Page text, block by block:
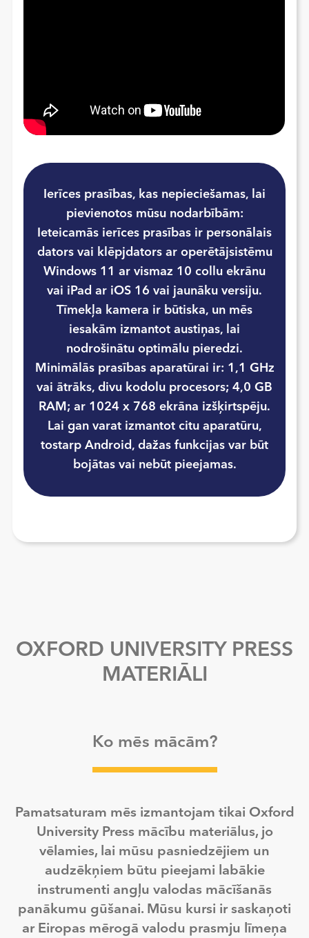
Ierīces prasības, kas nepieciešamas, lai
pievienotos mūsu nodarbībām:
Ieteicamās ierīces prasības ir personālais
dators vai klēpjdators ar operētājsistēmu
Windows 11 ar vismaz 10 collu ekrānu
vai iPad ar iOS 16 vai jaunāku versiju.
Tīmekļa kamera ir būtiska, un mēs
iesakām izmantot austiņas, lai
nodrošinātu optimālu pieredzi.
Minimālās prasības aparatūrai ir: 1,1 GHz
vai ātrāks, divu kodolu procesors; 4,0 GB
RAM; ar 1024 x 768 ekrāna izšķirtspēju.
Lai gan varat izmantot citu aparatūru,
tostarp Android, dažas funkcijas var būt
bojātas vai nebūt pieejamas.
OXFORD UNIVERSITY PRESS
MATERIĀLI
Ko mēs mācām?
Pamatsaturam mēs izmantojam tikai Oxford
University Press mācību materiālus, jo
vēlamies, lai mūsu pasniedzējiem un
audzēkņiem būtu pieejami labākie
instrumenti angļu valodas mācīšanās
panākumu gūšanai. Mūsu kursi ir saskaņoti
ar Eiropas mērogā valodu prasmju līmeņa